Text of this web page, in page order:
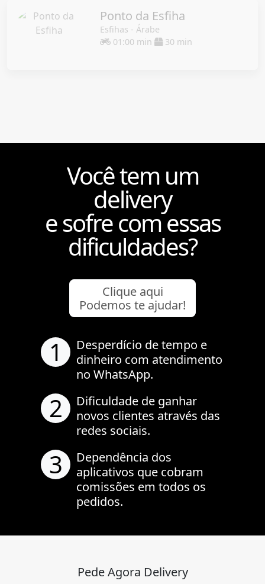
Ponto da Esfiha
Esfihas - Árabe
01:00 min
30 min
Você tem um
delivery
e sofre com essas
dificuldades?
Clique aqui
Podemos te ajudar!
1
Desperdício de tempo e
dinheiro com atendimento
no WhatsApp.
2
Dificuldade de ganhar
novos clientes através das
redes sociais.
3
Dependência dos
aplicativos que cobram
comissões em todos os
pedidos.
Pede Agora Delivery